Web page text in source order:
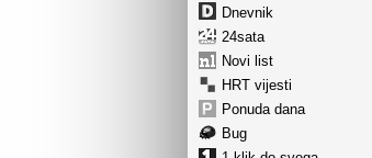
Dnevnik
24sata
Novi list
HRT vijesti
Ponuda dana
Bug